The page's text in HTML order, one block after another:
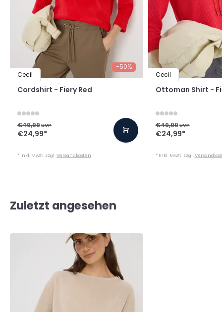
-50%
Cecil
Cordshirt - Fiery Red
€49,99UVP
€24,99*
* Inkl. MwSt. zzgl.Versandkosten
Cecil
Ottoman Shirt -
€49,99UVP
€24,99*
* Inkl. MwSt. zzgl.
Zuletzt angesehen